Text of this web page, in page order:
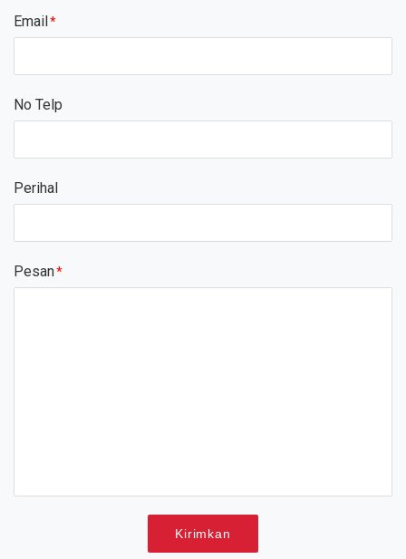
Email
No Telp
Perihal
Pesan
Kirimkan